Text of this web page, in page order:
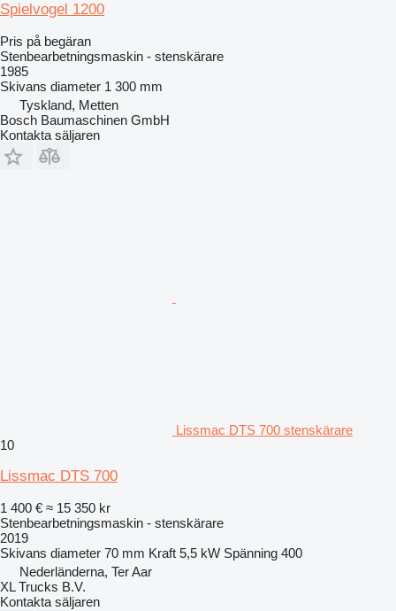
Spielvogel 1200
Pris på begäran
Stenbearbetningsmaskin - stenskärare
1985
Skivans diameter 1 300 mm
Tyskland, Metten
Bosch Baumaschinen GmbH
Kontakta säljaren
Lissmac DTS 700 stenskärare
10
Lissmac DTS 700
1 400 € ≈ 15 350 kr
Stenbearbetningsmaskin - stenskärare
2019
Skivans diameter 70 mm Kraft 5,5 kW Spänning 400
Nederländerna, Ter Aar
XL Trucks B.V.
Kontakta säljaren